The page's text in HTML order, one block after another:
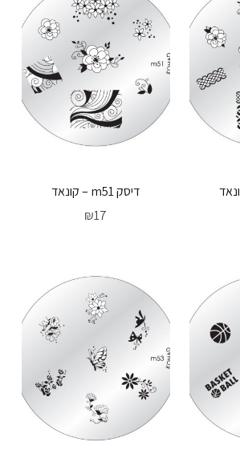
דיסק m51 – קונאד
₪17